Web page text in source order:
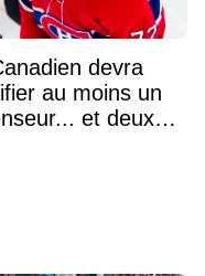
devra
au moins un
et deux